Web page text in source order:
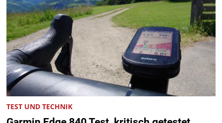
TEST UND TECHNIK